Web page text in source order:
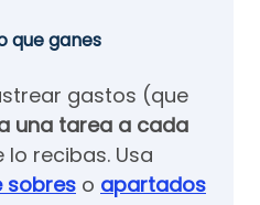
que ganes
gastos (que
una tarea a cada
lo recibas. Usa
sobres o apartados